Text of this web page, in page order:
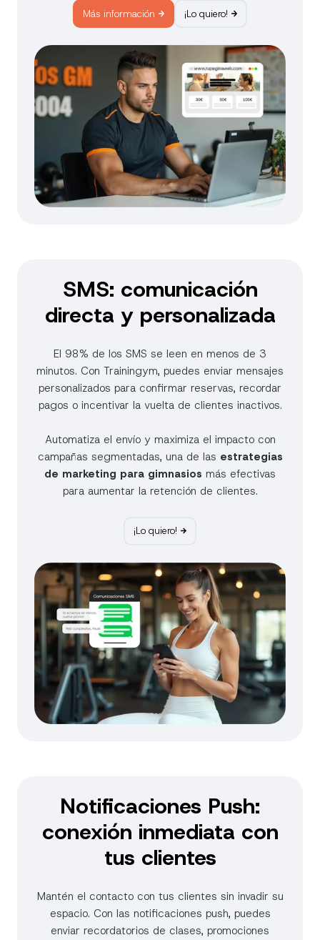
Más información ¡Lo quiero!
SMS: comunicación
directa y personalizada
El 98% de los SMS se leen en menos de 3
minutos. Con Trainingym, puedes enviar mensajes
personalizados para confirmar reservas, recordar
pagos o incentivar la vuelta de clientes inactivos.
Automatiza el envío y maximiza el impacto con
campañas segmentadas, una de las estrategias
de marketing para gimnasios más efectivas
para aumentar la retención de clientes.
¡Lo quiero!
Notificaciones Push:
conexión inmediata con
tus clientes
Mantén el contacto con tus clientes sin invadir su
espacio. Con las notificaciones push, puedes
enviar recordatorios de clases, promociones